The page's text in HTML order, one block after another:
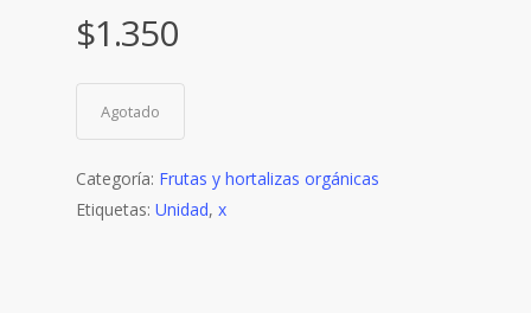
$1.350
Agotado
Categoría: Frutas y hortalizas orgánicas
Etiquetas: Unidad, x